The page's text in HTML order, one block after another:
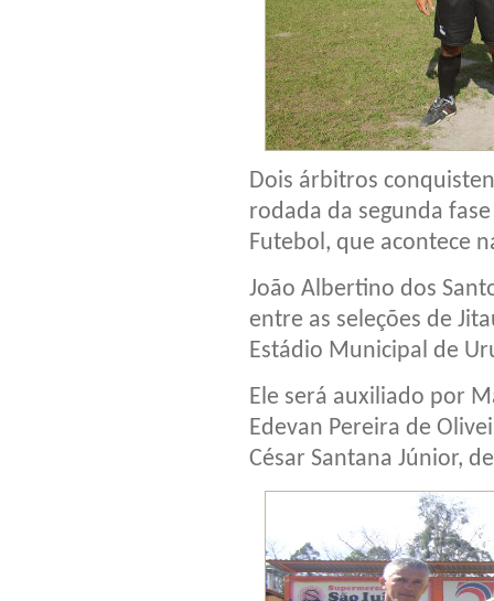
Dois árbitros
rodada da segunda
Futebol, que acontece
João Albertino dos
entre as seleções de
Estádio Municipal de
Ele será auxiliado por
Edevan Pereira de
César Santana Júnior,